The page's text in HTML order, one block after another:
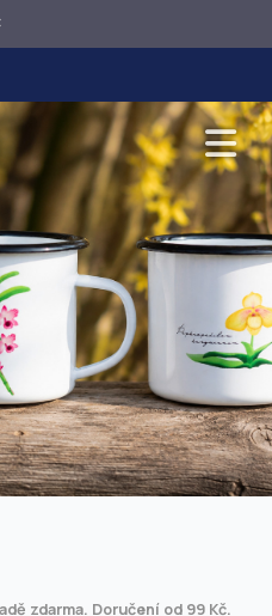
zdarma. Doručení od 99 Kč.